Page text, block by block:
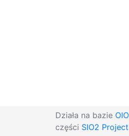
Działa na bazie
części SIO2 Project